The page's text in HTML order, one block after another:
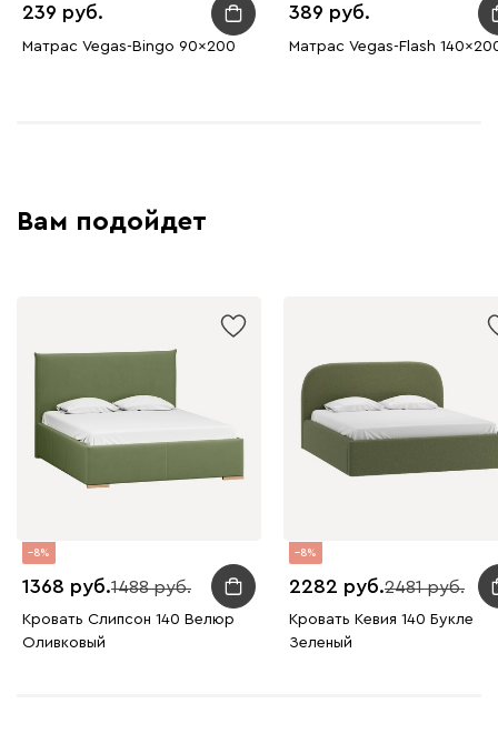
239
Матрас Vegas-Bingo 90x200
389
Матрас Vegas-Flash
Вам подойдет
8
1368 1488
Кровать Слипсон 140 Велюр
Оливковый
8
2282 2481
Кровать Кевия 140 Букле
Зеленый